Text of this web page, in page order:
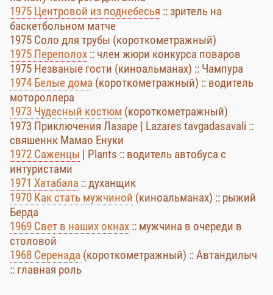
1975 Центровой из поднебесья :: зритель на
баскетбольном матче
1975 Соло для трубы (короткометражный)
1975 Переполох :: член жюри конкурса поваров
1975 Незваные гости (киноальманах) :: Чампура
1974 Белые дома (короткометражный) :: водитель
мотороллера
1973 Чудесный костюм (короткометражный)
1973 Приключения Лазаре | Lazares tavgadasavali ::
свяшеннк Мамао Енуки
1972 Саженцы | Plants :: водитель автобуса с
интуристами
1971 Хатабала :: духанщик
1970 Как стать мужчиной (киноальманах) :: рыжий
Берда
1969 Свет в наших окнах :: мужчина в очереди в
столовой
1968 Серенада (короткометражный) :: Автандилыч
:: главная роль